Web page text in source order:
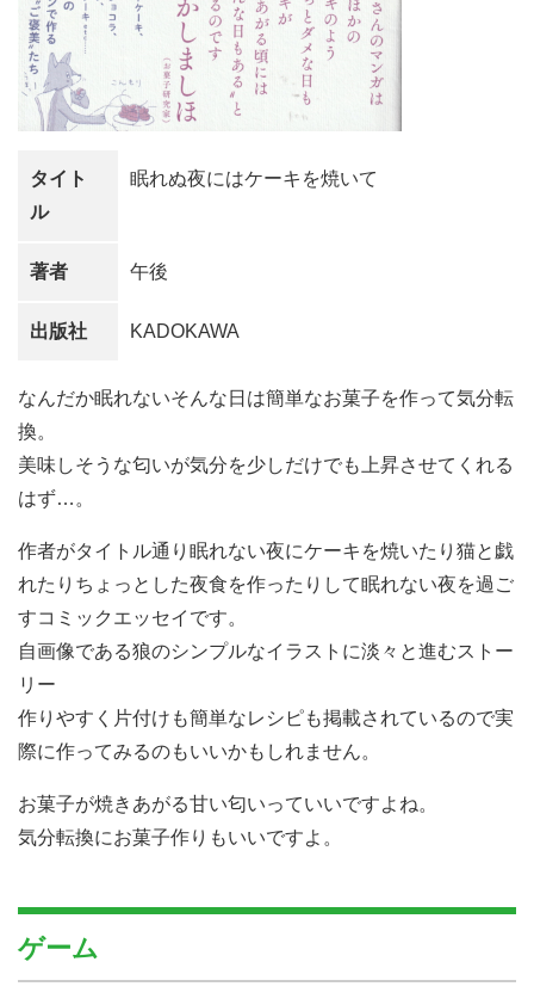
タイト
ル
眠れぬ夜にはケーキを焼いて
著者 午後
出版社 KADOKAWA
なんだか眠れないそんな日は簡単なお菓子を作って気分転
換。
美味しそうな匂いが気分を少しだけでも上昇させてくれる
はず…。
作者がタイトル通り眠れない夜にケーキを焼いたり猫と戯
れたりちょっとした夜食を作ったりして眠れない夜を過ご
すコミックエッセイです。
自画像である狼のシンプルなイラストに淡々と進むストー
リー
作りやすく片付けも簡単なレシピも掲載されているので実
際に作ってみるのもいいかもしれません。
お菓子が焼きあがる甘い匂いっていいですよね。
気分転換にお菓子作りもいいですよ。
ゲーム